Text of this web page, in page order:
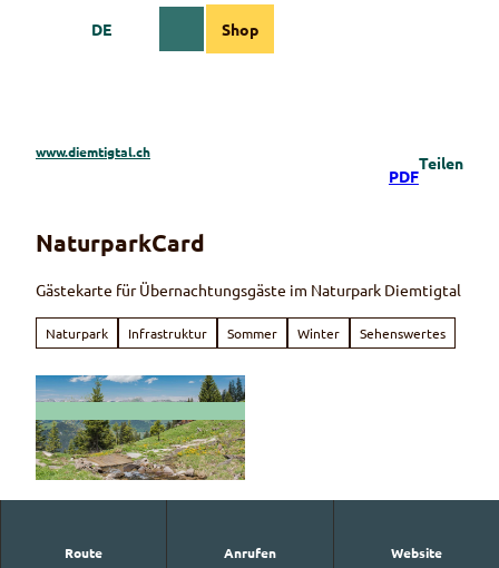
Informationen
DE Shop
www.diemtigtal.ch
PDF
Teilen
NaturparkCard
Gästekarte für Übernachtungsgäste im Naturpark Diemtigtal
Naturpark Infrastruktur Sommer Winter Sehenswertes
Route Anrufen Website
Bereits ab einer Übernachtung im Naturpark Diemtigtal